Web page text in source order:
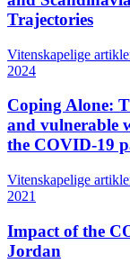
Trajectories
Vitenskapelige
2024
Coping Alone:
and vulnerable
the COVID-19
Vitenskapelige
2021
Impact of the
Jordan